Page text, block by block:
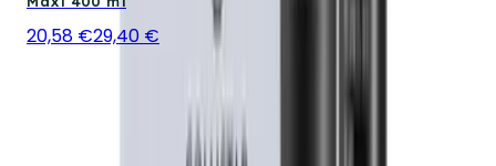
20,58 €29,40 €